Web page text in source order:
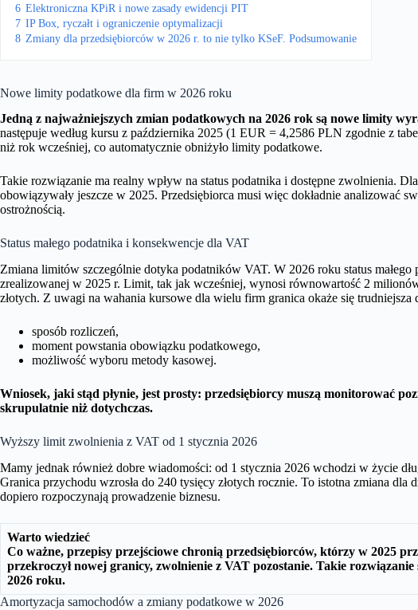
6 Elektroniczna KPiR i nowe zasady ewidencji PIT
7 IP Box, ryczałt i ograniczenie optymalizacji
8 Zmiany dla przedsiębiorców w 2026 r. to nie tylko KSeF. Podsumowanie
Nowe limity podatkowe dla firm w 2026 roku
Jedną z najważniejszych zmian podatkowych na 2026 rok są nowe limity
następuje według kursu z października 2025 (1 EUR = 4,2586 PLN zgodnie z
niż rok wcześniej, co automatycznie obniżyło limity podatkowe.
Takie rozwiązanie ma realny wpływ na status podatnika i dostępne zwolnienia.
obowiązywały jeszcze w 2025. Przedsiębiorca musi więc dokładnie analizować
ostrożnością.
Status małego podatnika i konsekwencje dla VAT
Zmiana limitów szczególnie dotyka podatników VAT. W 2026 roku status
zrealizowanej w 2025 r. Limit, tak jak wcześniej, wynosi równowartość 2
złotych. Z uwagi na wahania kursowe dla wielu firm granica okaże się trudniejsza
sposób rozliczeń,
moment powstania obowiązku podatkowego,
możliwość wyboru metody kasowej.
Wniosek, jaki stąd płynie, jest prosty: przedsiębiorcy muszą monitorować
skrupulatnie niż dotychczas.
Wyższy limit zwolnienia z VAT od 1 stycznia 2026
Mamy jednak również dobre wiadomości: od 1 stycznia 2026 wchodzi w życie
Granica przychodu wzrosła do 240 tysięcy złotych rocznie. To istotna zmiana dla
dopiero rozpoczynają prowadzenie biznesu.
Warto wiedzieć
Co ważne, przepisy przejściowe chronią przedsiębiorców, którzy w 2025
przekroczył nowej granicy, zwolnienie z VAT pozostanie. Takie
2026 roku.
Amortyzacja samochodów a zmiany podatkowe w 2026